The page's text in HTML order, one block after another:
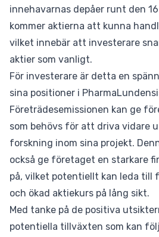
innehavarnas depåer runt den
kommer aktierna att kunna
vilket innebär att investerare
aktier som vanligt.
För investerare är detta en
sina positioner i
Företrädesemissionen kan ge
som behövs för att driva vidare
forskning inom sina projekt.
också ge företaget en starkare
på, vilket potentiellt kan leda till
och ökad aktiekurs på lång sikt.
Med tanke på de positiva
potentiella tillväxten som kan